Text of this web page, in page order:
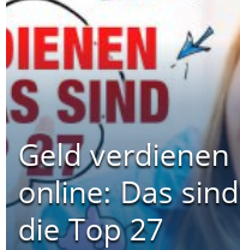
Geld verdienen
online: Das sind
die Top 27